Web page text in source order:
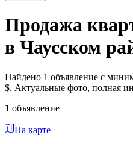
Продажа
в Чаусском
Найдено 1 объявление с
$. Актуальные фото, полная
1 объявление
На карте